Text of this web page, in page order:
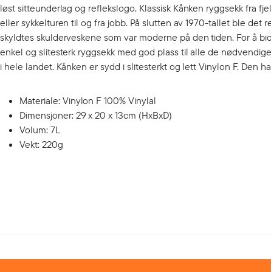
løst sitteunderlag og reflekslogo. Klassisk Kånken ryggsekk fra
eller sykkelturen til og fra jobb. På slutten av 1970-tallet ble det
skyldtes skulderveskene som var moderne på den tiden. For å
enkel og slitesterk ryggsekk med god plass til alle de
i hele landet. Kånken er sydd i slitesterkt og lett Vinylon F. Den
Materiale: Vinylon F 100% Vinylal
Dimensjoner: 29 x 20 x 13cm (HxBxD)
Volum: 7L
Vekt: 220g